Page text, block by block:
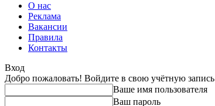
О нас
Реклама
Вакансии
Правила
Контакты
Вход
Добро пожаловать! Войдите в свою учётную запись
Ваше имя пользователя
Ваш пароль